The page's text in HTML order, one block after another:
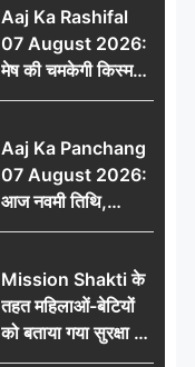
हादसा टला; घटना
CCTV में कैद
Aaj Ka Rashifal
07 August 2026:
मेष की चमकेगी किस्मत,
वृष को मिलेगा अटका
हाल
Aaj Ka Panchang
07 August 2026:
आज नवमी तिथि,
कृतिका नक्षत्र और वृद्धि
मुहूर्त, राहुकाल का सही
समय
Mission Shakti के
तहत महिलाओं-बेटियों
को बताया गया सुरक्षा के
अधिकार